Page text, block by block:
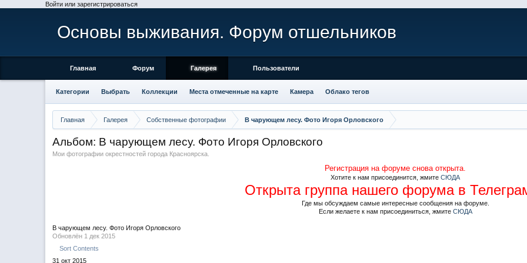
Войти или зарегистрироваться
Главная Галерея Собственные фотографии В чарующем лесу. Фото Игоря Орловского
Альбом: В чарующем лесу. Фото Игоря Орловского
Мои фотографии окрестностей города Красноярска.
Регистрация на форуме снова открыта.
Хотите к нам присоединится, жмите СЮДА
Открыта группа нашего форума в
Где мы обсуждаем самые интересные сообщения на форуме.
Если желаете к нам присоединиться, жмите СЮДА
В чарующем лесу. Фото Игоря Орловского
Обновлён 1 дек 2015
Sort Contents
31 окт 2015
Основы выживания. Форум отшельников
Главная Форум Галерея
Категории Выбрать Коллекции Места отмеченные на карте Камера Облако тегов
Пользователи